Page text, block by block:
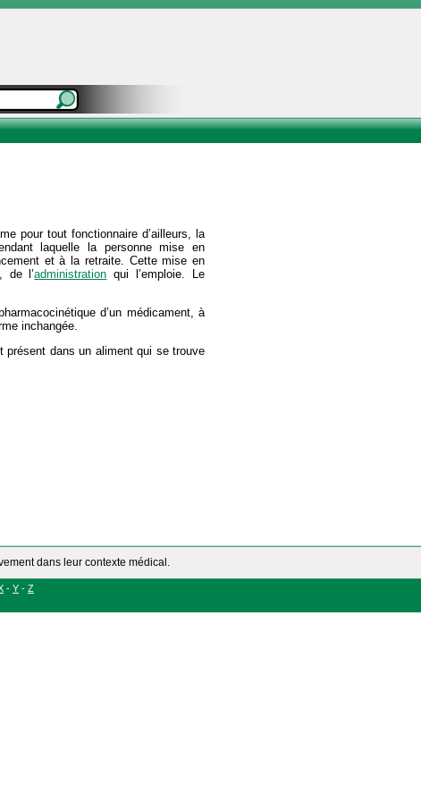
pour tout fonctionnaire d’ailleurs, la
laquelle la personne mise en
et à la retraite. Cette mise en
de l’administration qui l’emploie. Le
d’un médicament, à
inchangée.
présent dans un aliment qui se trouve
dans leur contexte médical.
- Y - Z